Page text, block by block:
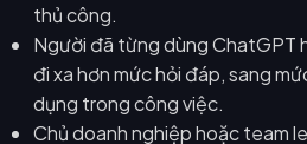
thủ công.
Người đã từng dùng ChatGPT
đi xa hơn mức hỏi đáp, sang
dụng trong công việc.
Chủ doanh nghiệp hoặc team